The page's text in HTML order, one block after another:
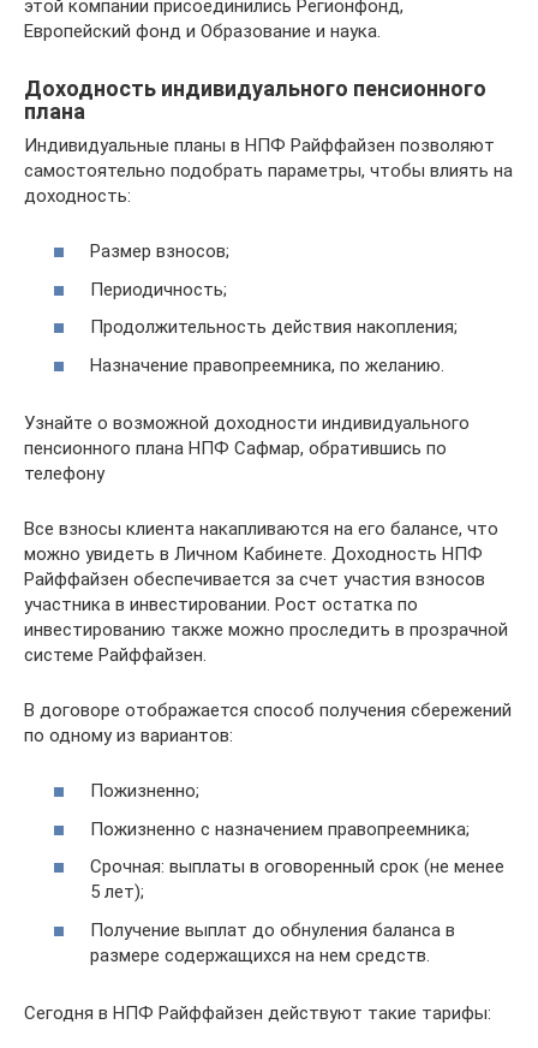
этой компании присоединились Регионфонд,
Европейский фонд и Образование и наука.
Доходность индивидуального пенсионного
плана
Индивидуальные планы в НПФ Райффайзен позволяют
самостоятельно подобрать параметры, чтобы влиять на
доходность:
Размер взносов;
Периодичность;
Продолжительность действия накопления;
Назначение правопреемника, по желанию.
Узнайте о возможной доходности индивидуального
пенсионного плана НПФ Сафмар, обратившись по
телефону
Все взносы клиента накапливаются на его балансе, что
можно увидеть в Личном Кабинете. Доходность НПФ
Райффайзен обеспечивается за счет участия взносов
участника в инвестировании. Рост остатка по
инвестированию также можно проследить в прозрачной
системе Райффайзен.
В договоре отображается способ получения сбережений
по одному из вариантов:
Пожизненно;
Пожизненно с назначением правопреемника;
Срочная: выплаты в оговоренный срок (не менее
5 лет);
Получение выплат до обнуления баланса в
размере содержащихся на нем средств.
Сегодня в НПФ Райффайзен действуют такие тарифы: